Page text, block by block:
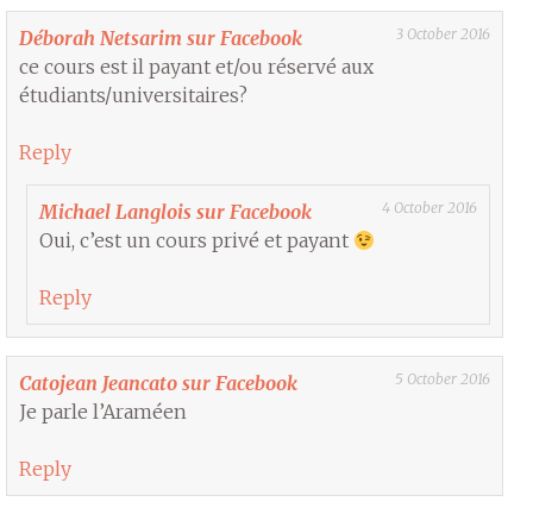
Déborah Netsarim sur Facebook 3 October 2016
ce cours est il payant et/ou réservé aux
étudiants/universitaires?
Reply
Michael Langlois sur Facebook 4 October 2016
Oui, c’est un cours privé et payant
Reply
Catojean Jeancato sur Facebook 5 October 2016
Je parle l’Araméen
Reply